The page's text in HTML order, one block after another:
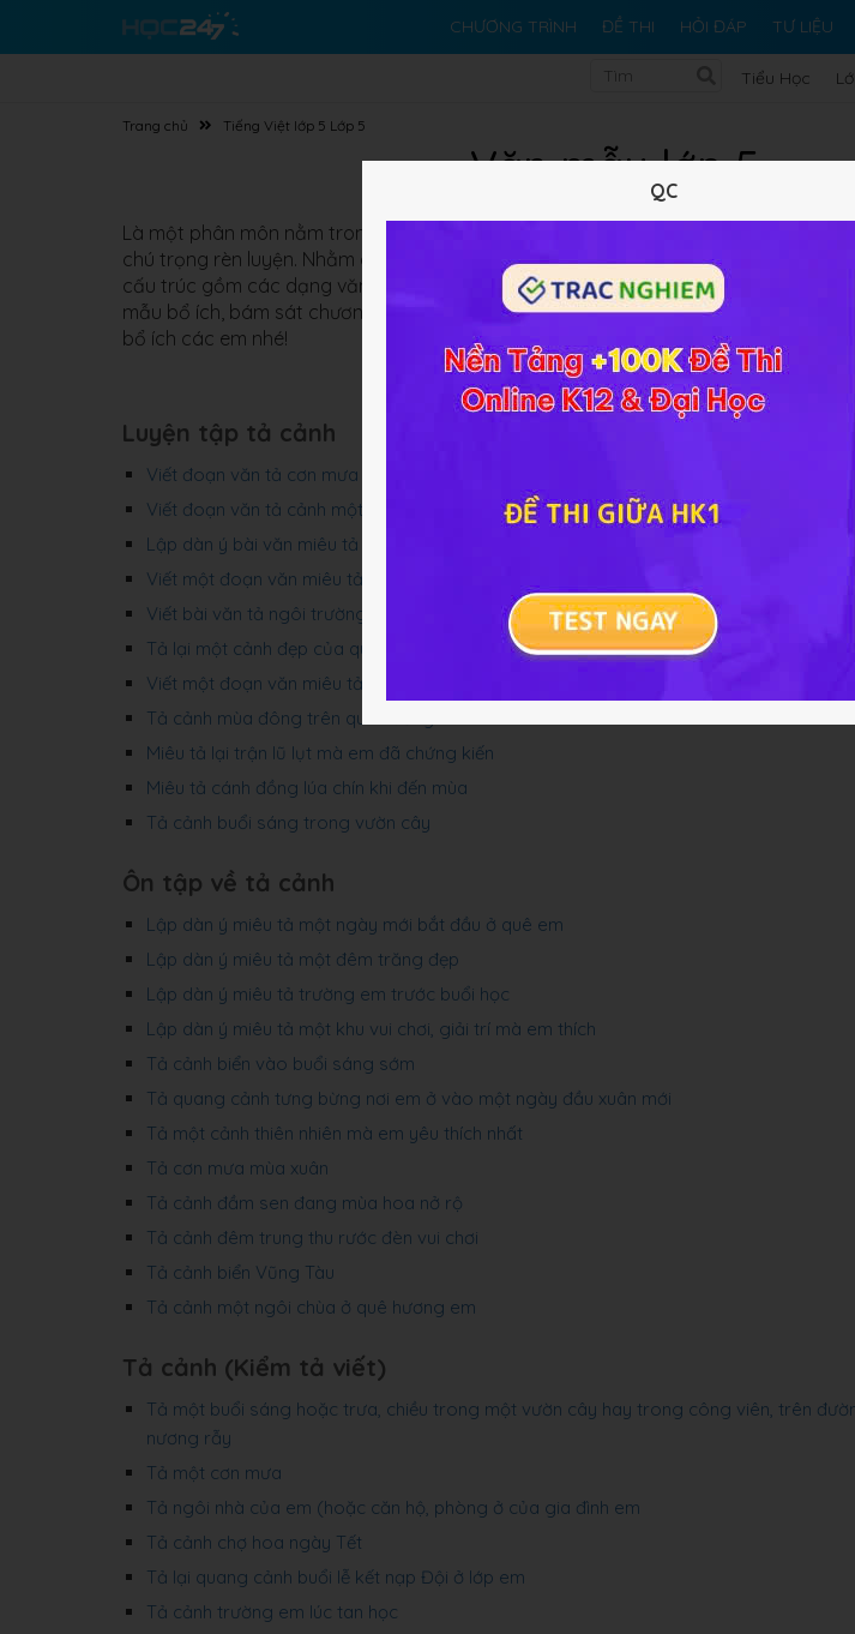
CHƯƠNG TRÌNH ĐỀ THI HỎI ĐÁP TƯ LIỆU
Tiểu Học
Trang chủ Tiếng Việt lớp 5 Lớp 5
Văn mẫu lớp 5
Là một phân môn nằm trong chương trình
chú trọng rèn luyện. Nhằm giúp các em học tốt Tiếng Việt lớp 5, Học247 xin giới
cấu trúc gồm các dạng văn kể chuyện, miêu tả, phần văn mẫu này sẽ cung cấp
mẫu bổ ích, bám sát chương trình trong SGK Tiếng Việt lớp 5. Hãy cùng tham
bổ ích các em nhé!
Luyện tập tả cảnh
Viết đoạn văn tả cơn mưa
Viết đoạn văn tả cảnh một buổi sáng, buổi trưa hoặc buổi chiều
Lập dàn ý bài văn miêu tả một cảnh sông nước
Viết một đoạn văn miêu tả cảnh sông nước
Viết bài văn tả ngôi trường của em
Tả lại một cảnh đẹp của quê hương mà em thích nhất
Viết một đoạn văn miêu tả cảnh đẹp ở địa phương em
Tả cảnh mùa đông trên quê hương em
Miêu tả lại trận lũ lụt mà em đã chứng kiến
Miêu tả cánh đồng lúa chín khi đến mùa
Tả cảnh buổi sáng trong vườn cây
Ôn tập về tả cảnh
Lập dàn ý miêu tả một ngày mới bắt đầu ở quê em
Lập dàn ý miêu tả một đêm trăng đẹp
Lập dàn ý miêu tả trường em trước buổi học
Lập dàn ý miêu tả một khu vui chơi, giải trí mà em thích
Tả cảnh biển vào buổi sáng sớm
Tả quang cảnh tưng bừng nơi em ở vào một ngày đầu xuân mới
Tả một cảnh thiên nhiên mà em yêu thích nhất
Tả cơn mưa mùa xuân
Tả cảnh đầm sen đang mùa hoa nở rộ
Tả cảnh đêm trung thu rước đèn vui chơi
Tả cảnh biển Vũng Tàu
Tả cảnh một ngôi chùa ở quê hương em
Tả cảnh (Kiểm tả viết)
Tả một buổi sáng hoặc trưa, chiều trong một vườn cây hay trong công viên, trên
nương rẫy
Tả một cơn mưa
Tả ngôi nhà của em (hoặc căn hộ, phòng ở của gia đình em
Tả cảnh chợ hoa ngày Tết
Tả lại quang cảnh buổi lễ kết nạp Đội ở lớp em
Tả cảnh trường em lúc tan học
QC